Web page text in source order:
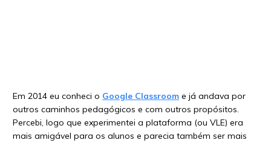
Em 2014 eu conheci o Google Classroom e já andava por
outros caminhos pedagógicos e com outros propósitos.
Percebi, logo que experimentei a plataforma (ou VLE) era
mais amigável para os alunos e parecia também ser mais